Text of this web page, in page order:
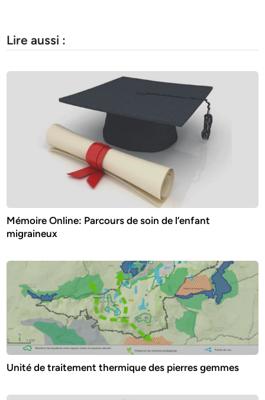
Lire aussi :
Mémoire Online: Parcours de soin de l’enfant
migraineux
Unité de traitement thermique des pierres gemmes